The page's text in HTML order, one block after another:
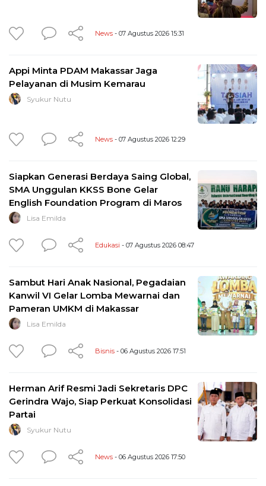
News - 07 Agustus 2026 15:31
Appi Minta PDAM Makassar Jaga
Pelayanan di Musim Kemarau
Syukur Nutu
News - 07 Agustus 2026 12:29
Siapkan Generasi Berdaya Saing Global,
SMA Unggulan KKSS Bone Gelar
English Foundation Program di Maros
Lisa Emilda
Edukasi - 07 Agustus 2026 08:47
Sambut Hari Anak Nasional, Pegadaian
Kanwil VI Gelar Lomba Mewarnai dan
Pameran UMKM di Makassar
Lisa Emilda
Bisnis - 06 Agustus 2026 17:51
Herman Arif Resmi Jadi Sekretaris DPC
Gerindra Wajo, Siap Perkuat Konsolidasi
Partai
Syukur Nutu
News - 06 Agustus 2026 17:50